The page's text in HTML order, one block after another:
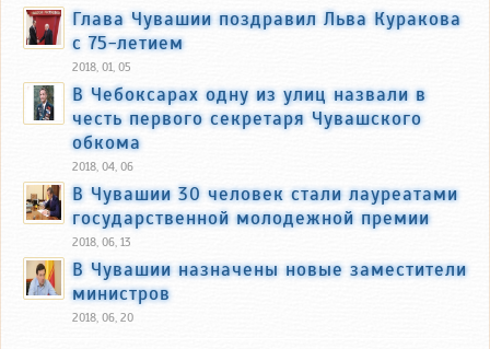
Глава Чувашии поздравил Льва Куракова
с 75-летием
2018, 01, 05
В Чебоксарах одну из улиц назвали в
честь первого секретаря Чувашского
обкома
2018, 04, 06
В Чувашии 30 человек стали лауреатами
государственной молодежной премии
2018, 06, 13
В Чувашии назначены новые заместители
министров
2018, 06, 20